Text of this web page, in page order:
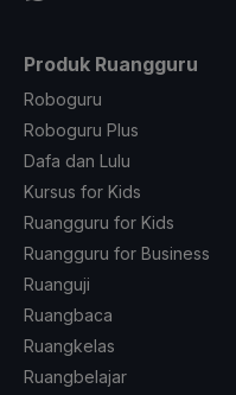
Produk Ruangguru
Roboguru
Roboguru Plus
Dafa dan Lulu
Kursus for Kids
Ruangguru for Kids
Ruangguru for Business
Ruanguji
Ruangbaca
Ruangkelas
Ruangbelajar